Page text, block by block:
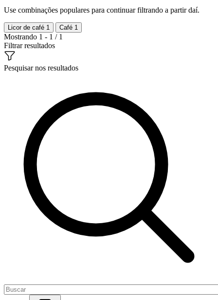
Use combinações populares para continuar filtrando a partir daí.
Licor de café 1 Café 1
Mostrando 1 - 1 / 1
Filtrar resultados
Pesquisar nos resultados